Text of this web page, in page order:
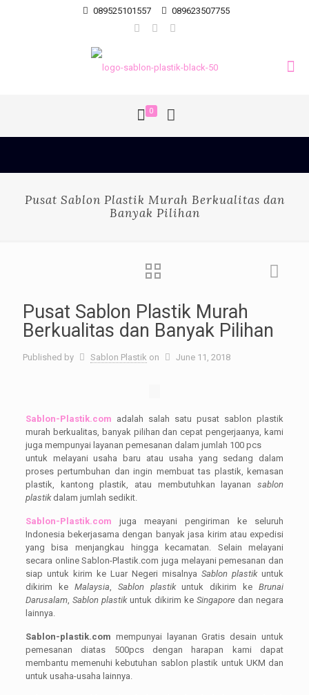
089525101557 089623507755
0
Pusat Sablon Plastik Murah Berkualitas dan
Banyak Pilihan
Pusat Sablon Plastik Murah
Berkualitas dan Banyak Pilihan
Published by Sablon Plastik on June 11, 2018
Sablon-Plastik.com adalah salah satu pusat sablon plastik
murah berkualitas, banyak pilihan dan cepat pengerjaanya, kami
juga mempunyai layanan pemesanan dalam jumlah 100 pcs
untuk melayani usaha baru atau usaha yang sedang dalam
proses pertumbuhan dan ingin membuat tas plastik, kemasan
plastik, kantong plastik, atau membutuhkan layanansablon
plastikdalam jumlah sedikit.
Sablon-Plastik.com juga meayani pengiriman ke seluruh
Indonesia bekerjasama dengan banyak jasa kirim atau expedisi
yang bisa menjangkau hingga kecamatan. Selain melayani
secara online Sablon-Plastik.com juga melayani pemesanan dan
siap untuk kirim ke Luar Negeri misalnyaSablon plastikuntuk
dikirim ke Malaysia, Sablon plastikuntuk dikirim keBrunai
Darusalam, Sablon plastikuntuk dikirim keSingapore dan negara
lainnya.
Sablon-plastik.com mempunyai layanan Gratis desain untuk
pemesanan diatas 500pcs dengan harapan kami dapat
membantu memenuhi kebutuhan sablon plastik untuk UKM dan
untuk usaha-usaha lainnya.